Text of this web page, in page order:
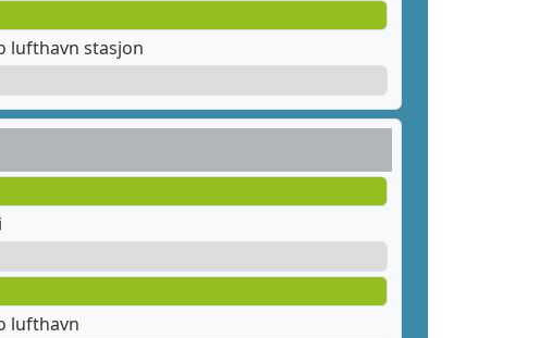
lufthavn stasjon
lufthavn